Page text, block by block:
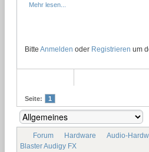
Mehr lesen...
Bitte Anmelden oder Registrieren um
Seite: 1
Forum Hardware Audio-
Blaster Audigy FX